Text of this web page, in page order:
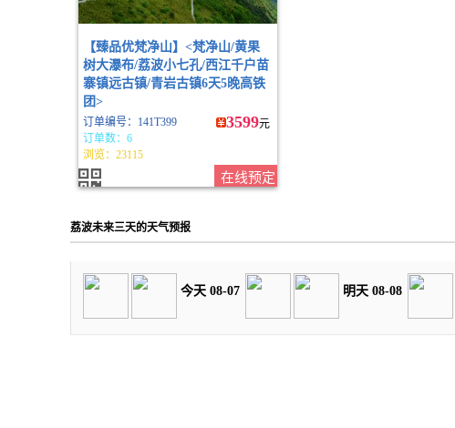
【臻品优梵净山】<梵净山/黄果
树大瀑布/荔波小七孔/西江千户苗
寨镇远古镇/青岩古镇6天5晚高铁
团>
订单编号：141T399
订单数：6
浏览：23115
3599元
在线预定
荔波未来三天的天气预报
今天 08-07 明天 08-08